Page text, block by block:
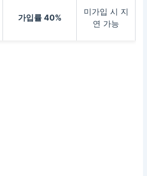
가입률 40%
미가입 시 지
연 가능